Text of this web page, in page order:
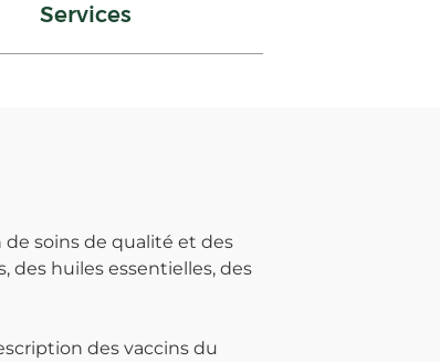
Services
soins de qualité et des
des huiles essentielles, des
des vaccins du